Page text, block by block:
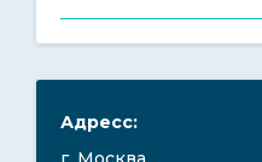
Адресс: